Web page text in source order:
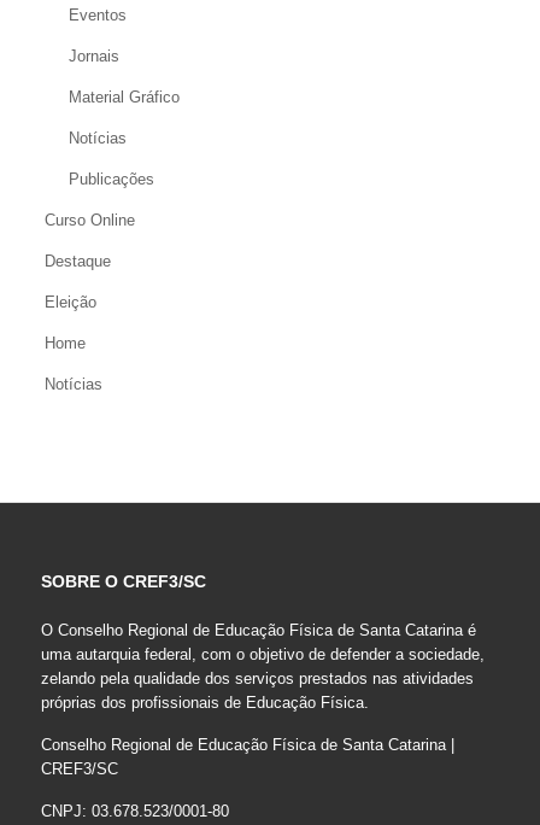
Eventos
Jornais
Material Gráfico
Notícias
Publicações
Curso Online
Destaque
Eleição
Home
Notícias
SOBRE O CREF3/SC
O Conselho Regional de Educação Física de Santa Catarina é
uma autarquia federal, com o objetivo de defender a sociedade,
zelando pela qualidade dos serviços prestados nas atividades
próprias dos profissionais de Educação Física.
Conselho Regional de Educação Física de Santa Catarina |
CREF3/SC
CNPJ: 03.678.523/0001-80